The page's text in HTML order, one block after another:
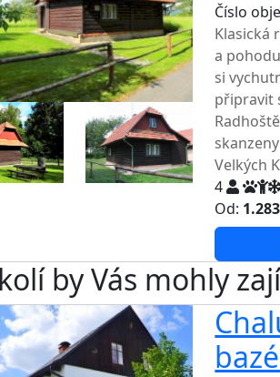
Číslo
Klasická
a
si
připravit
Velkých
4
Od:
by Vás mohly